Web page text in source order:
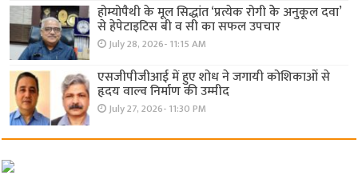
होम्योपैथी के मूल सिद्धांत ‘प्रत्येक रोगी केे अनुकूल दवा’
से हेपेटाइटिस बी व सी का सफल उपचार
July 28, 2026- 11:15 AM
एसजीपीजीआई में हुए शोध ने जगायी कोशिकाओं से
हृदय वाल्व निर्माण की उम्मीद
July 27, 2026- 11:30 PM